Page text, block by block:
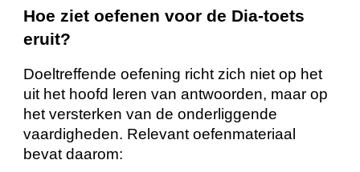
Hoe ziet oefenen voor de Dia-toets
eruit?
Doeltreffende oefening richt zich niet op het
uit het hoofd leren van antwoorden, maar op
het versterken van de onderliggende
vaardigheden. Relevant oefenmateriaal
bevat daarom: